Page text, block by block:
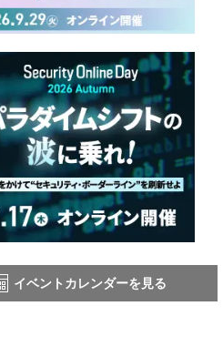
イベントカレンダーを見る